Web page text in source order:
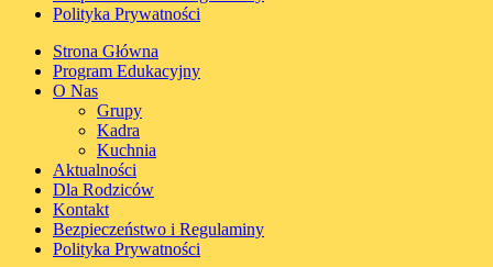
Polityka Prywatności
Strona Główna
Program Edukacyjny
O Nas
Grupy
Kadra
Kuchnia
Aktualności
Dla Rodziców
Kontakt
Bezpieczeństwo i Regulaminy
Polityka Prywatności